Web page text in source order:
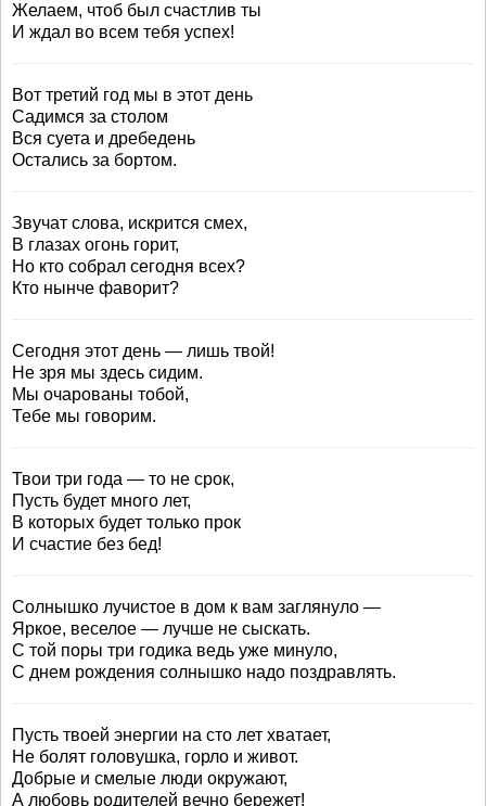
Желаем, чтоб был счастлив ты
И ждал во всем тебя успех!
Вот третий год мы в этот день
Садимся за столом
Вся суета и дребедень
Остались за бортом.
Звучат слова, искрится смех,
В глазах огонь горит,
Но кто собрал сегодня всех?
Кто нынче фаворит?
Сегодня этот день — лишь твой!
Не зря мы здесь сидим.
Мы очарованы тобой,
Тебе мы говорим.
Твои три года — то не срок,
Пусть будет много лет,
В которых будет только прок
И счастие без бед!
Солнышко лучистое в дом к вам заглянуло —
Яркое, веселое — лучше не сыскать.
С той поры три годика ведь уже минуло,
С днем рождения солнышко надо поздравлять.
Пусть твоей энергии на сто лет хватает,
Не болят головушка, горло и живот.
Добрые и смелые люди окружают,
А любовь родителей вечно бережет!